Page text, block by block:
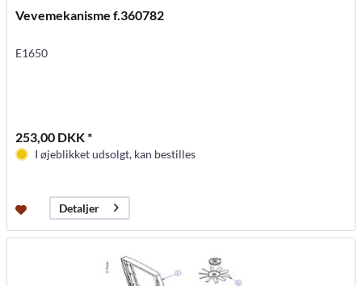
Vevemekanisme f.360782
E1650
253,00 DKK *
I øjeblikket udsolgt, kan bestilles
Detaljer